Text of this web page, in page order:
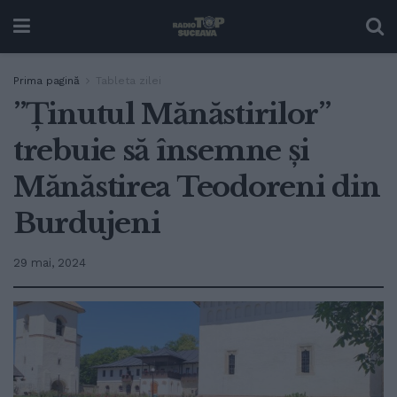
Prima pagină Tableta zilei
”Ținutul Mănăstirilor”
trebuie să însemne și
Mănăstirea Teodoreni din
Burdujeni
29 mai, 2024